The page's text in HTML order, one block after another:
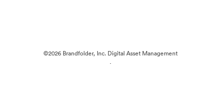
©2026 Brandfolder, Inc. Digital Asset Management
·